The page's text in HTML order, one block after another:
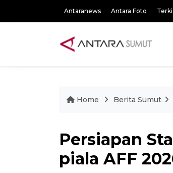
Antaranews Antara Foto
Home Berita Sumut
Persiapan
piala AFF